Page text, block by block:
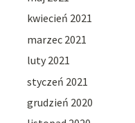
kwiecień 2021
marzec 2021
luty 2021
styczeń 2021
grudzień 2020